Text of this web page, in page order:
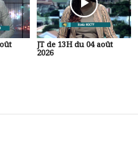
JT de 13H du 04 août
2026